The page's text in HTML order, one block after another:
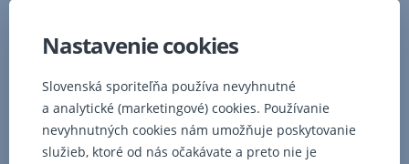
Nastavenie cookies
Slovenská sporiteľňa používa nevyhnutné
a analytické (marketingové) cookies. Používanie
nevyhnutných cookies nám umožňuje poskytovanie
služieb, ktoré od nás očakávate a preto nie je